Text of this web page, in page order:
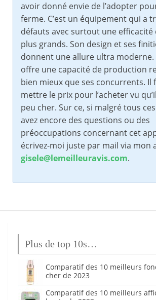
avoir donné envie de l’adopter
ferme. C’est un équipement qui a
défauts avec surtout une efficacité
plus grands. Son design et ses
donnent une allure ultra moderne.
offre une capacité de production
bien mieux que ses concurrents. Il
mettre le prix pour l’acheter vu
peu cher. Sur ce, si malgré tous
avez encore des questions ou des
préoccupations concernant cet
écrivez-moi juste par mail via mon
gisele@lemeilleuravis.com.
Plus de top 10s…
Comparatif des 10 meilleurs
cher de 2023
Comparatif des 10 meilleurs